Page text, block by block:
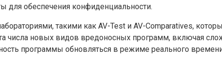
для обеспечения конфиденциальности.
такими как AV-Test и AV-Comparatives,
числа новых видов вредоносных программ, включая
программы обновляться в режиме реального